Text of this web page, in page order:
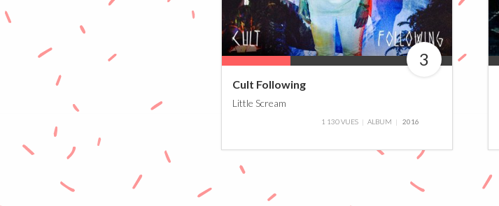
3
Cult Following
Little Scream
1 130 VUES ALBUM 2016